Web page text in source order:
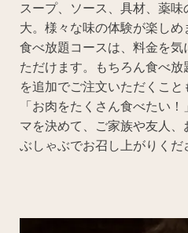
スープ、ソース、具材、薬
大。様々な味の体験が楽しめ
食べ放題コースは、料金を
ただけます。もちろん食べ
を追加でご注文いただくこと
「お肉をたくさん食べたい
マを決めて、ご家族や友人
ぶしゃぶでお召し上がりくだ